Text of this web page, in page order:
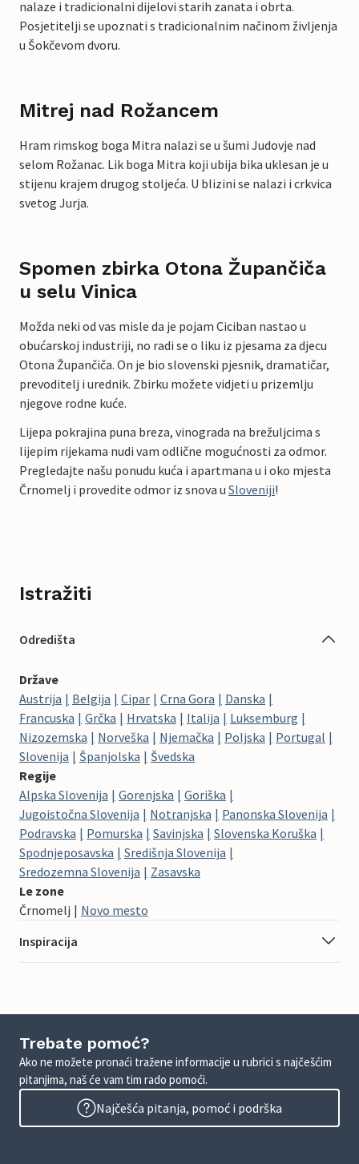
nalaze i tradicionalni dijelovi starih zanata i obrta.
Posjetitelji se upoznati s tradicionalnim načinom življenja
u Šokčevom dvoru.
Mitrej nad Rožancem
Hram rimskog boga Mitra nalazi se u šumi Judovje nad
selom Rožanac. Lik boga Mitra koji ubija bika uklesan je u
stijenu krajem drugog stoljeća. U blizini se nalazi i crkvica
svetog Jurja.
Spomen zbirka Otona Župančiča
u selu Vinica
Možda neki od vas misle da je pojam Ciciban nastao u
obućarskoj industriji, no radi se o liku iz pjesama za djecu
Otona Župančiča. On je bio slovenski pjesnik, dramatičar,
prevoditelj i urednik. Zbirku možete vidjeti u prizemlju
njegove rodne kuće.
Lijepa pokrajina puna breza, vinograda na brežuljcima s
lijepim rijekama nudi vam odlične mogućnosti za odmor.
Pregledajte našu ponudu kuća i apartmana u i oko mjesta
Črnomelj i provedite odmor iz snova u Sloveniji!
Istražiti
Odredišta
Države
Austrija
Belgija Cipar Crna Gora
Danska
Francuska
Grčka Hrvatska Italija
Luksemburg
Nizozemska
Norveška Njemačka Poljska
Portugal
Slovenija
Španjolska
Švedska
Regije
Alpska Slovenija
Gorenjska
Goriška
Jugoistočna Slovenija
Notranjska
Panonska Slovenija
Podravska
Pomurska Savinjska
Slovenska Koruška
Spodnjeposavska
Središnja Slovenija
Sredozemna Slovenija
Zasavska
Le zone
Črnomelj
Novo mesto
Inspiracija
Trebate pomoć?
Ako ne možete pronaći tražene informacije u rubrici s najčešćim
pitanjima, naš će vam tim rado pomoći.
Najčešća pitanja, pomoć i podrška